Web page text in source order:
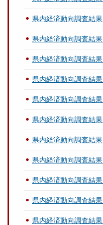
県内経済動向調査結
県内経済動向調査結
県内経済動向調査結
県内経済動向調査結
県内経済動向調査結
県内経済動向調査結
県内経済動向調査結
県内経済動向調査結
県内経済動向調査結
県内経済動向調査結
県内経済動向調査結